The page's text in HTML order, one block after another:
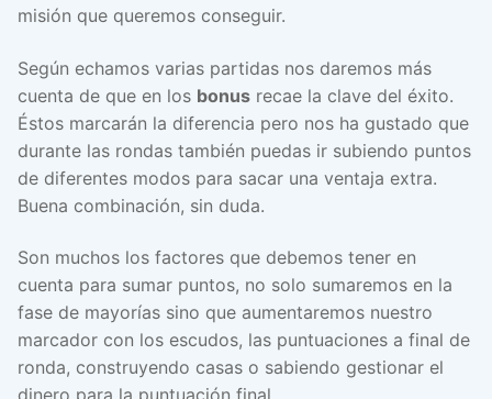
misión que queremos conseguir.
Según echamos varias partidas nos daremos más
cuenta de que en los bonus recae la clave del éxito.
Éstos marcarán la diferencia pero nos ha gustado que
durante las rondas también puedas ir subiendo puntos
de diferentes modos para sacar una ventaja extra.
Buena combinación, sin duda.
Son muchos los factores que debemos tener en
cuenta para sumar puntos, no solo sumaremos en la
fase de mayorías sino que aumentaremos nuestro
marcador con los escudos, las puntuaciones a final de
ronda, construyendo casas o sabiendo gestionar el